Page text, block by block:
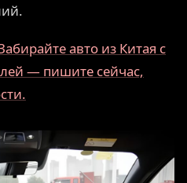
авто из Китая с
— пишите сейчас,